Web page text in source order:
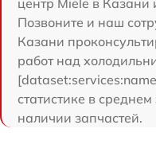
центр Miele в Казани
Позвоните и наш
Казани
работ над
статистике в
наличии запчастей.